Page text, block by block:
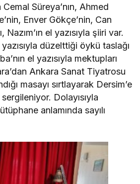
Süreya’nın, Ahmed
Enver Gökçe’nin, Can
Nazım’ın el yazısıyla şiiri var.
yazısıyla düzelttiği öykü taslağı
el yazısıyla mektupları
Ankara Sanat Tiyatrosu
masayı sırtlayarak Dersim’e
Dolayısıyla
anlamında sayılı